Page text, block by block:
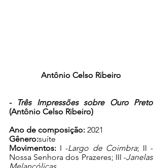
Antônio Celso Ribeiro
- Três Impressões sobre Ouro Preto
(Antônio Celso Ribeiro)
Ano de composição: 2021
Gênero:suíte
Movimentos: I -Largo de Coimbra; II -
Nossa Senhora dos Prazeres; III -Janelas